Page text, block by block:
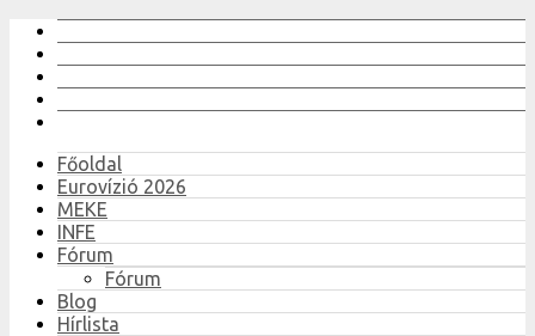
Főoldal
Eurovízió 2026
MEKE
INFE
Fórum
Fórum
Blog
Hírlista